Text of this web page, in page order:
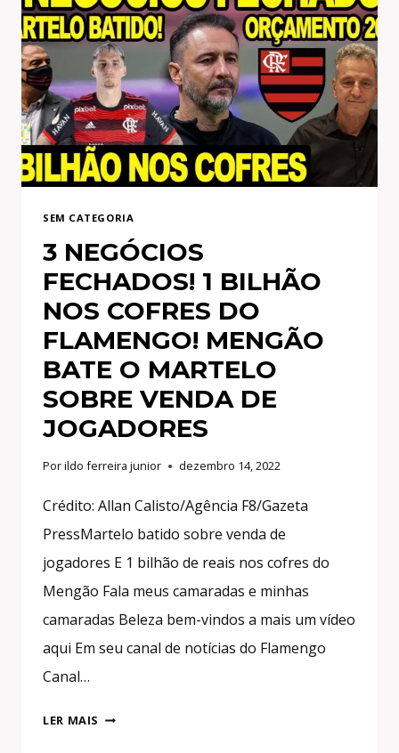
EXCELENTE
NEGÓCIO
NO
FLAMENGO!
NOVO
MANTO
DO
MENGÃO!
E+
SEM CATEGORIA
3 NEGÓCIOS
FECHADOS! 1 BILHÃO
NOS COFRES DO
FLAMENGO! MENGÃO
BATE O MARTELO
SOBRE VENDA DE
JOGADORES
Porildo ferreira junior dezembro 14, 2022
Crédito: Allan Calisto/Agência F8/Gazeta
PressMartelo batido sobre venda de
jogadores E 1 bilhão de reais nos cofres do
Mengão Fala meus camaradas e minhas
camaradas Beleza bem-vindos a mais um vídeo
aqui Em seu canal de notícias do Flamengo
Canal…
LER MAIS